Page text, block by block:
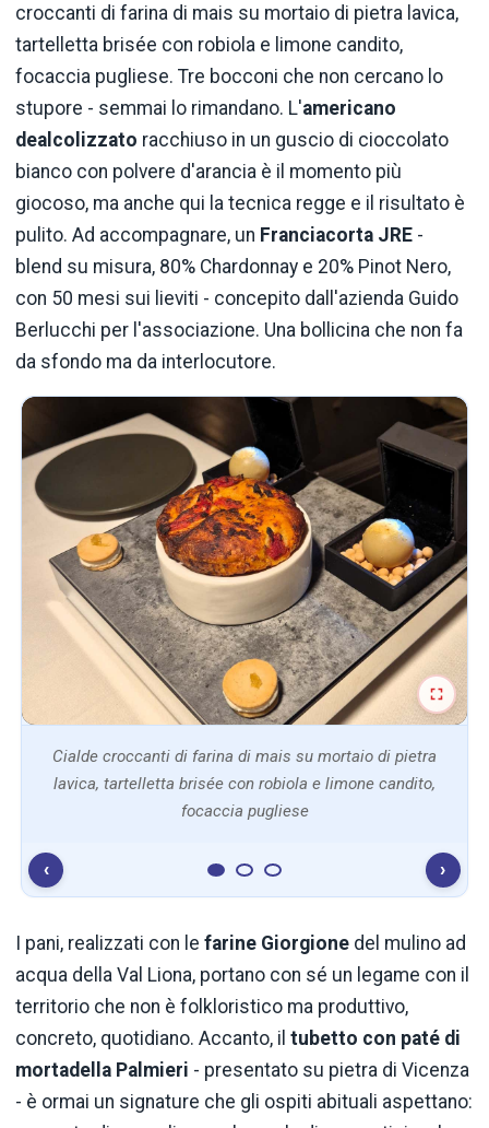
croccanti di farina di mais su mortaio di pietra lavica,
tartelletta brisée con robiola e limone candito,
focaccia pugliese. Tre bocconi che non cercano lo
stupore - semmai lo rimandano. L'americano
dealcolizzato racchiuso in un guscio di cioccolato
bianco con polvere d'arancia è il momento più
giocoso, ma anche qui la tecnica regge e il risultato è
pulito. Ad accompagnare, un Franciacorta JRE -
blend su misura, 80% Chardonnay e 20% Pinot Nero,
con 50 mesi sui lieviti - concepito dall'azienda Guido
Berlucchi per l'associazione. Una bollicina che non fa
da sfondo ma da interlocutore.
Cialde croccanti di farina di mais su mortaio di pietra
lavica, tartelletta brisée con robiola e limone candito,
focaccia pugliese
‹ ›
I pani, realizzati con le farine Giorgione del mulino ad
acqua della Val Liona, portano con sé un legame con il
territorio che non è folkloristico ma produttivo,
concreto, quotidiano. Accanto, il tubetto con paté di
mortadella Palmieri - presentato su pietra di Vicenza
- è ormai un signature che gli ospiti abituali aspettano: